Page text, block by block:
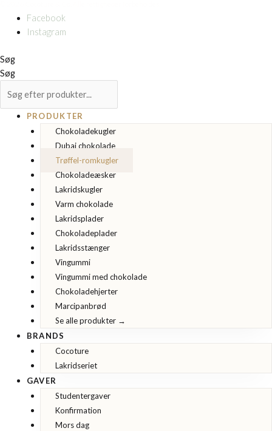
Facebook
Instagram
Søg
Søg
PRODUKTER
Chokoladekugler
Dubai chokolade
Trøffel-romkugler
Chokoladeæsker
Lakridskugler
Varm chokolade
Lakridsplader
Chokoladeplader
Lakridsstænger
Vingummi
Vingummi med chokolade
Chokoladehjerter
Marcipanbrød
Se alle produkter →
BRANDS
Cocoture
Lakridseriet
GAVER
Studentergaver
Konfirmation
Mors dag